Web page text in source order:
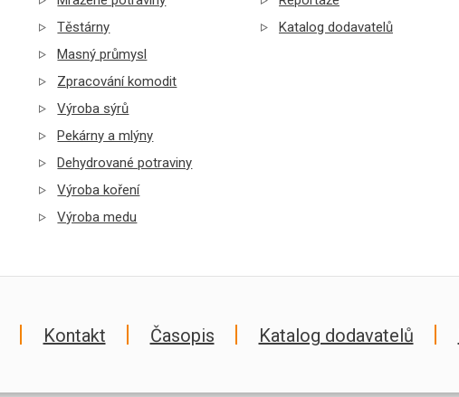
Těstárny
Masný průmysl
Zpracování komodit
Výroba sýrů
Pekárny a mlýny
Dehydrované potraviny
Výroba koření
Výroba medu
Katalog dodavatelů
Kontakt Časopis Katalog dodavatelů